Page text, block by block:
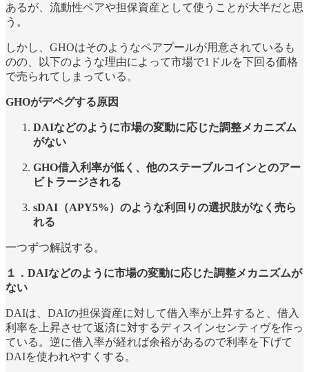
あるが、流動性ペアや担保資産として使うことが大半だと思
う。
しかし、GHOはそのようなペアプールが用意されているも
のの、以下のような理由によって市場で1ドルを下回る価格
で売られてしまっている。
GHOがデペグする原因
DAIなどのように市場の変動に応じた調整メカニズム
がない
GHO借入利率が低く、他のステーブルコインとのアー
ビトラージされる
sDAI（APY5%）のような利回りの選択肢がなく売ら
れる
一つずつ解説する。
１．DAIなどのように市場の変動に応じた調整メカニズムが
ない
DAIは、DAIの担保資産に対して借入率が上昇すると、借入
利率を上昇させて返済に対するディスインセンティヴを作っ
ている。逆に借入率が経れば余裕があるので利率を下げて
DAIを使われやすくする。